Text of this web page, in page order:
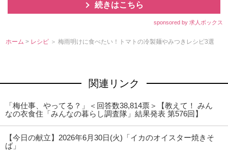
続きはこちら
sponsored by 求人ボックス
ホーム > レシピ ＞ 梅雨明けに食べたい！トマトの冷製麺やみつきレシピ3選
関連リンク
「梅仕事、やってる？」＜回答数38,814票＞【教えて！ みん
なの衣食住「みんなの暮らし調査隊」結果発表 第576回】
【今日の献立】2026年6月30日(火)「イカのオイスター焼きそ
ば」